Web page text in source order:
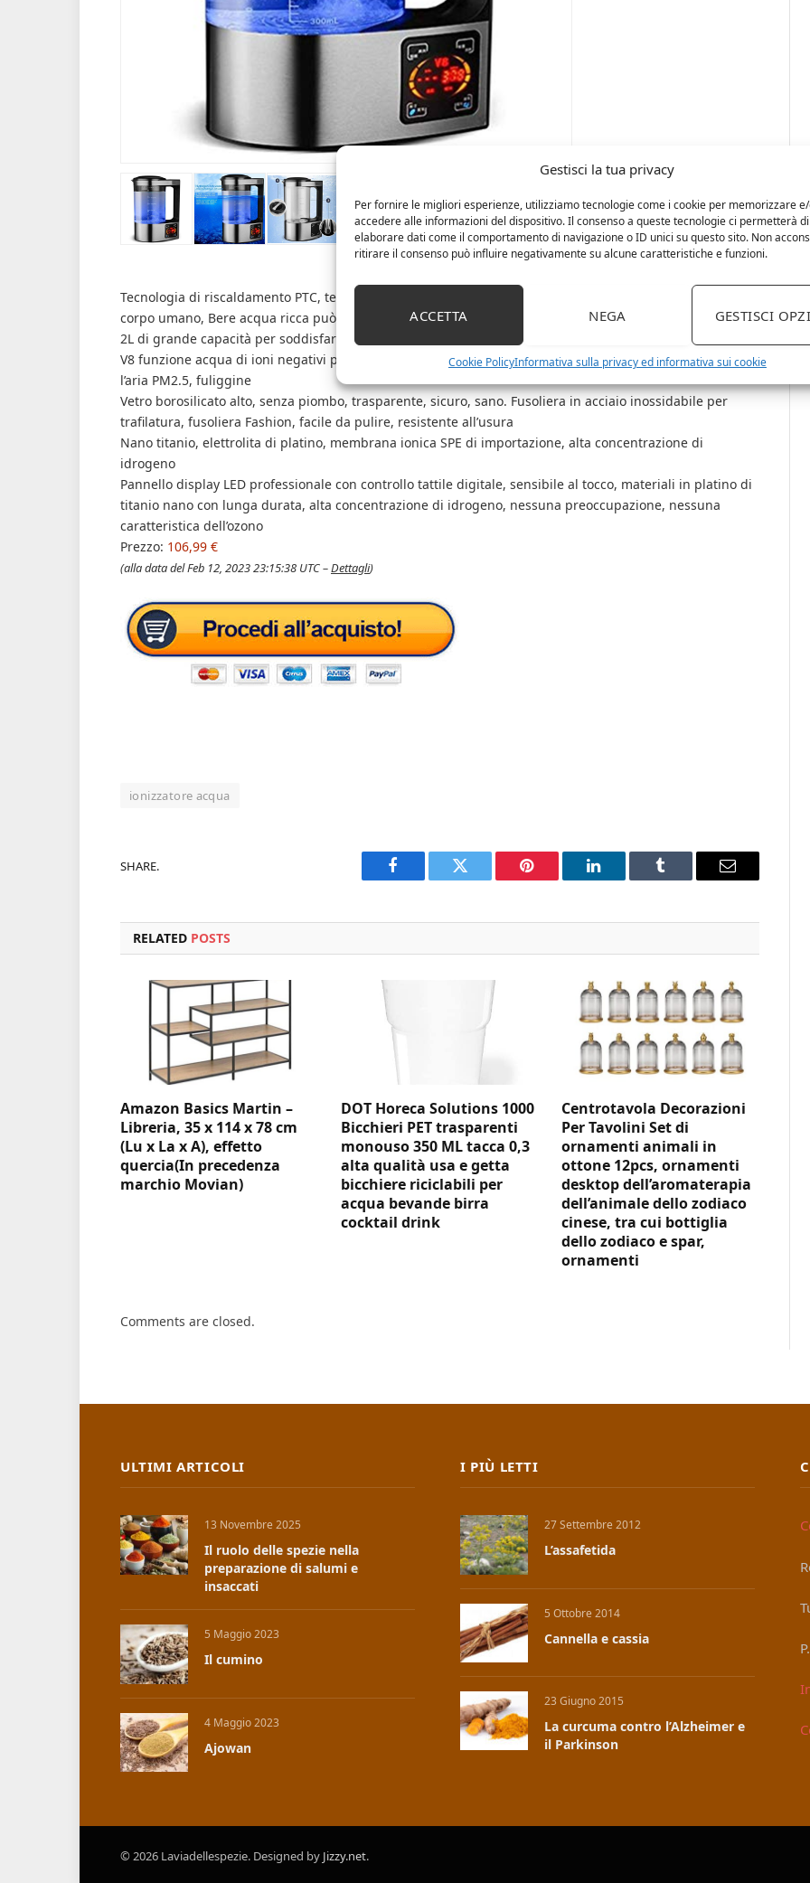
Gestisci la tua privacy
Per fornire le migliori esperienze, utilizziamo tecnologie come i cookie per memorizzare
accedere alle informazioni del dispositivo. Il consenso a queste tecnologie ci permetterà di
elaborare dati come il comportamento di navigazione o ID unici su questo sito. Non
ritirare il consenso può influire negativamente su alcune caratteristiche e funzioni.
ACCETTA NEGA GESTISCI
Cookie PolicyInformativa sulla privacy ed informativa sui cookie
Tecnologia di riscaldamento PTC, termostato intelligente 36 gradi Celsius, adatto alla temperatura del
corpo umano, Bere acqua ricca può ridurre i lipidi nel sangue, migliorare il sonno, purificare il sangue,
2L di grande capacità per soddisfare le esigenze di tutta la famiglia
V8 funzione acqua di ioni negativi per creare 10 milioni di ioni negativi e può rimuovere efficacemente
l’aria PM2.5, fuliggine
Vetro borosilicato alto, senza piombo, trasparente, sicuro, sano. Fusoliera in acciaio inossidabile per
trafilatura, fusoliera Fashion, facile da pulire, resistente all’usura
Nano titanio, elettrolita di platino, membrana ionica SPE di importazione, alta concentrazione di
idrogeno
Pannello display LED professionale con controllo tattile digitale, sensibile al tocco, materiali in platino di
titanio nano con lunga durata, alta concentrazione di idrogeno, nessuna preoccupazione, nessuna
caratteristica dell’ozono
Prezzo: 106,99 €
(alla data del Feb 12, 2023 23:15:38 UTC –Dettagli)
ionizzatore acqua
SHARE.
Facebook Twitter Pinterest LinkedIn Tumblr Email
RELATED POSTS
Amazon Basics Martin –
Libreria, 35 x 114 x 78 cm
(Lu x La x A), effetto
quercia(In precedenza
marchio Movian)
DOT Horeca Solutions 1000
Bicchieri PET trasparenti
monouso 350 ML tacca 0,3
alta qualità usa e getta
bicchiere riciclabili per
acqua bevande birra
cocktail drink
Centrotavola Decorazioni
Per Tavolini Set di
ornamenti animali in
ottone 12pcs, ornamenti
desktop dell’aromaterapia
dell’animale dello zodiaco
cinese, tra cui bottiglia
dello zodiaco e spar,
ornamenti
Comments are closed.
ULTIMI ARTICOLI
13 Novembre 2025
Il ruolo delle spezie nella
preparazione di salumi e
insaccati
5 Maggio 2023
Il cumino
4 Maggio 2023
Ajowan
I PIÙ LETTI
27 Settembre 2012
L’assafetida
5 Ottobre 2014
Cannella e cassia
23 Giugno 2015
La curcuma contro l’Alzheimer e
il Parkinson
© 2026 Laviadellespezie. Designed by Jizzy.net.